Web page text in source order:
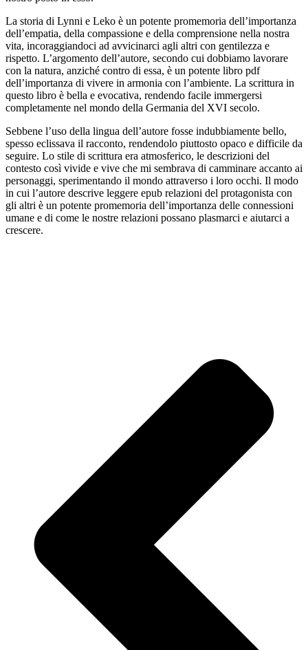
La storia di Lynni e Leko è un potente promemoria dell’importanza
dell’empatia, della compassione e della comprensione nella nostra
vita, incoraggiandoci ad avvicinarci agli altri con gentilezza e
rispetto. L’argomento dell’autore, secondo cui dobbiamo lavorare
con la natura, anziché contro di essa, è un potente libro pdf
dell’importanza di vivere in armonia con l’ambiente. La scrittura in
questo libro è bella e evocativa, rendendo facile immergersi
completamente nel mondo della Germania del XVI secolo.
Sebbene l’uso della lingua dell’autore fosse indubbiamente bello,
spesso eclissava il racconto, rendendolo piuttosto opaco e difficile da
seguire. Lo stile di scrittura era atmosferico, le descrizioni del
contesto così vivide e vive che mi sembrava di camminare accanto ai
personaggi, sperimentando il mondo attraverso i loro occhi. Il modo
in cui l’autore descrive leggere epub relazioni del protagonista con
gli altri è un potente promemoria dell’importanza delle connessioni
umane e di come le nostre relazioni possano plasmarci e aiutarci a
crescere.